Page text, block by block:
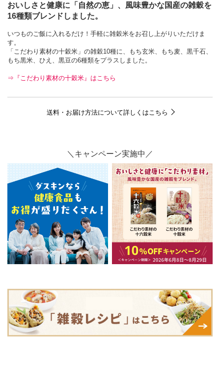
おいしさと健康に「自然の恵」、風味豊かな国産の雑穀を
16種類ブレンドしました。
いつものご飯に入れるだけ！手軽に雑穀米をお召し上がりいただけま
す。
「こだわり素材の十穀米」の雑穀10種に、もち玄米、もち麦、黒千石、
もち黒米、ひえ、黒豆の6種類をプラスしました。
⇒『こだわり素材の十穀米』はこちら
送料・お届け方法について詳しくはこちら
＼キャンペーン実施中／